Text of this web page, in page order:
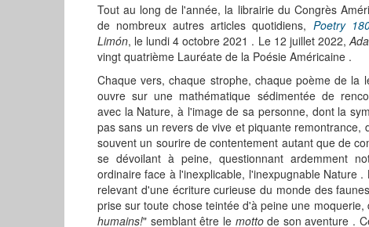
Tout au long de l'année, la librairie du Congrès
de nombreux autres articles quotidiens, Poetry
Limón, le lundi 4 octobre 2021 . Le 12 juillet 2022,
vingt quatrième Lauréate de la Poésie Américaine .
Chaque vers, chaque strophe, chaque poème de la
ouvre sur une mathématique sédimentée de
avec la Nature, à l'image de sa personne, dont la
pas sans un revers de vive et piquante remontrance,
souvent un sourire de contentement autant que de
se dévoilant à peine, questionnant ardemment
ordinaire face à l'inexplicable, l'inexpugnable Nature .
relevant d'une écriture curieuse du monde des
prise sur toute chose teintée d'à peine une
humains!" semblant être le mottode son aventure .